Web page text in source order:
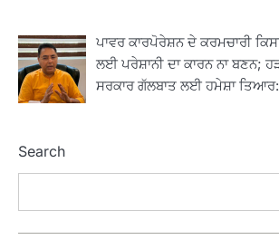
ਪਾਵਰ ਕਾਰਪੋਰੇਸ਼ਨ ਦੇ ਕਰਮਚਾਰੀ
ਲਈ ਪਰੇਸ਼ਾਨੀ ਦਾ ਕਾਰਨ ਨਾ ਬਣਨ;
ਸਰਕਾਰ ਗੱਲਬਾਤ ਲਈ ਹਮੇਸ਼ਾ
Search
3
ਰਾਸ਼ਟਰੀ ਮਨੁੱਖੀ ਅਧਿਕਾਰ
ਪ੍ਰਿਯਾਂਕ ਕਾਨੂੰਨਗੋ ਵਲੋਂ
4
ਹੁਸ਼ਿਆਰਪੁਰ ਜ਼ਿਲ੍ਹੇ ਵ‘
ਦਾ ਕੰਮ 99.92 ਫੀਸਦੀ
ਅਫ਼ਸਰ